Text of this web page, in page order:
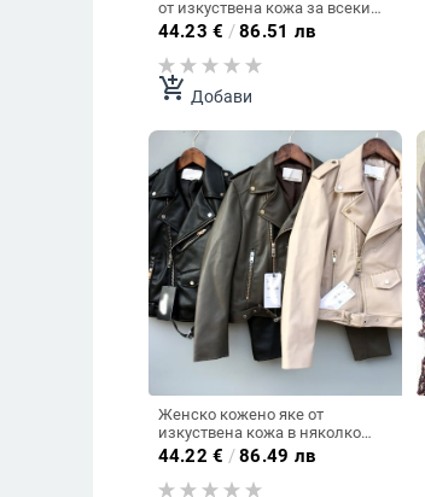
от изкуствена кожа за всеки
повод
44.23 € /86.51 лв
add_shopping_cart Добави
Женско кожено яке от
изкуствена кожа в няколко
цвята - червено, жълто и черно
44.22 € /86.49 лв